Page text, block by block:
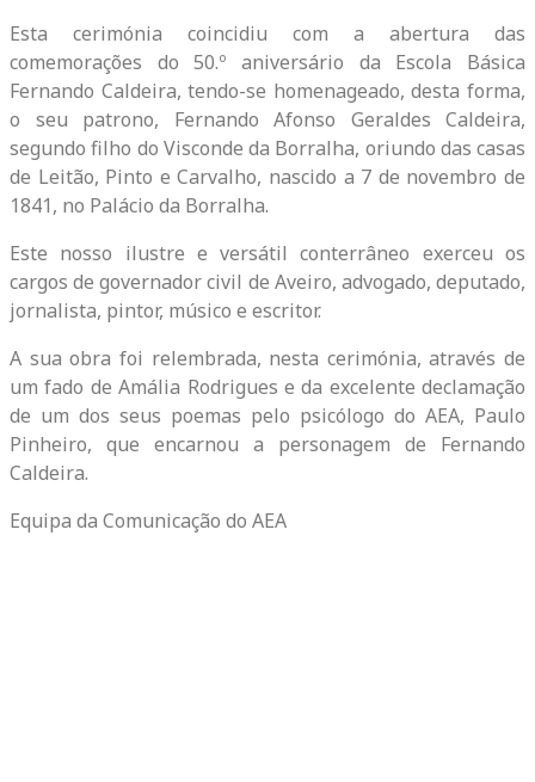
Esta cerimónia coincidiu com a abertura das
comemorações do 50.º aniversário da Escola Básica
Fernando Caldeira, tendo-se homenageado, desta forma,
o seu patrono, Fernando Afonso Geraldes Caldeira,
segundo filho do Visconde da Borralha, oriundo das casas
de Leitão, Pinto e Carvalho, nascido a 7 de novembro de
1841, no Palácio da Borralha.
Este nosso ilustre e versátil conterrâneo exerceu os
cargos de governador civil de Aveiro, advogado, deputado,
jornalista, pintor, músico e escritor.
A sua obra foi relembrada, nesta cerimónia, através de
um fado de Amália Rodrigues e da excelente declamação
de um dos seus poemas pelo psicólogo do AEA, Paulo
Pinheiro, que encarnou a personagem de Fernando
Caldeira.
Equipa da Comunicação do AEA